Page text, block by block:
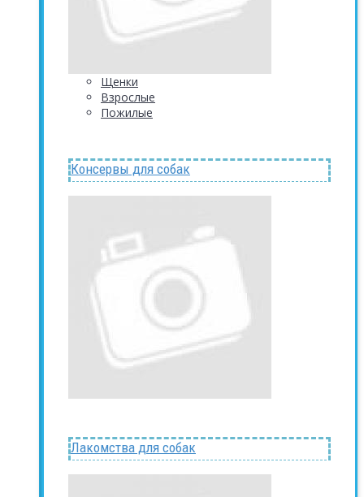
Щенки
Взрослые
Пожилые
Консервы для собак
Лакомства для собак